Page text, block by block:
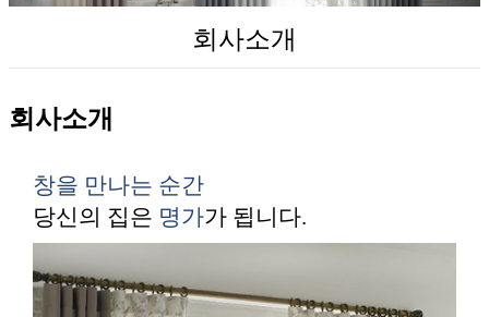
회사소개
회사소개
창을 만나는 순간
당신의 집은 명가가 됩니다.